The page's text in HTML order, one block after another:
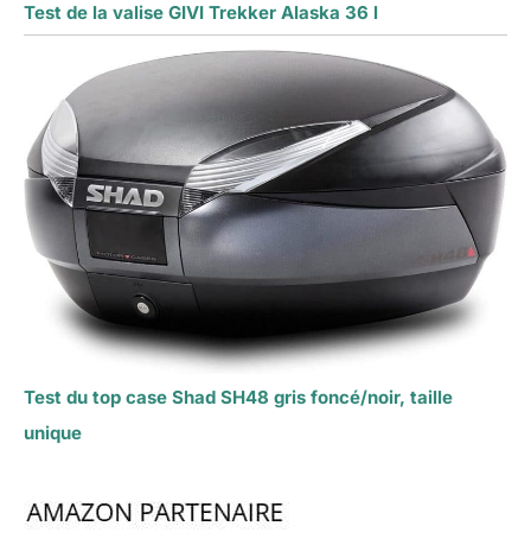
Test de la valise GIVI Trekker Alaska 36 l
Test du top case Shad SH48 gris foncé/noir, taille
unique